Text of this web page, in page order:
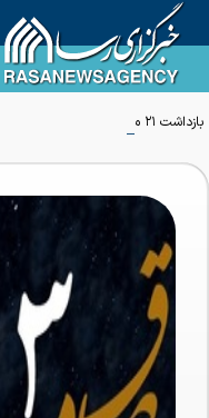
بازداشت ۲۱ مزدور موساد و ۴ شرور مسلح توسط وزارت اطلاعات